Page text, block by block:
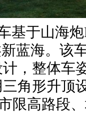
基于山海
蓝海。该
，整体车
角形升顶
限高路段